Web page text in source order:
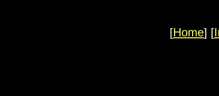
[Home] [